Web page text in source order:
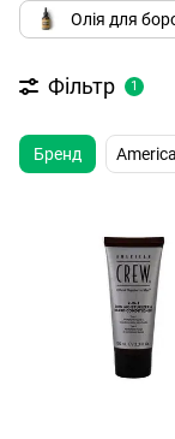
Олія для
Фільтр 1
Бренд